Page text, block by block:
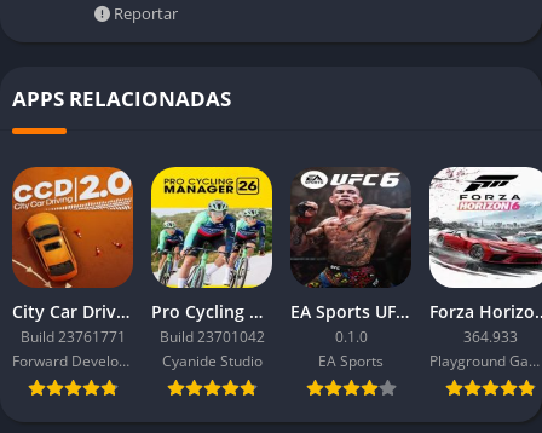
Reportar
APPS RELACIONADAS
City Car Driving 2.0
Build 23761771
Forward Development
Pro Cycling Manager 26
Build 23701042
Cyanide Studio
EA Sports UFC 6
0.1.0
EA Sports
364.933
Playground Games